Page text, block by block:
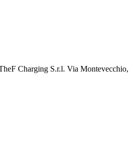
Charging S.r.l. Via